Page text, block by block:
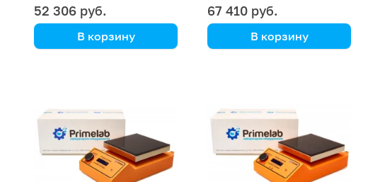
52 306 руб.
В корзину
датчик PT1000, штатив
Primelab
67 410 руб.
В корзину